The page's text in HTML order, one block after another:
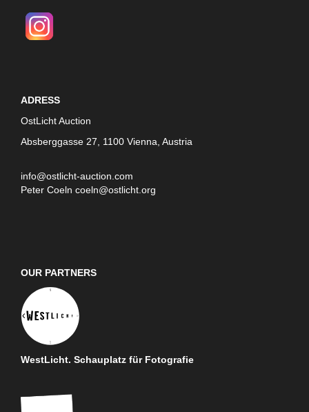
ADRESS
OstLicht Auction
Absberggasse 27, 1100 Vienna, Austria
info@ostlicht-auction.com
Peter Coeln coeln@ostlicht.org
OUR PARTNERS
WestLicht. Schauplatz für Fotografie